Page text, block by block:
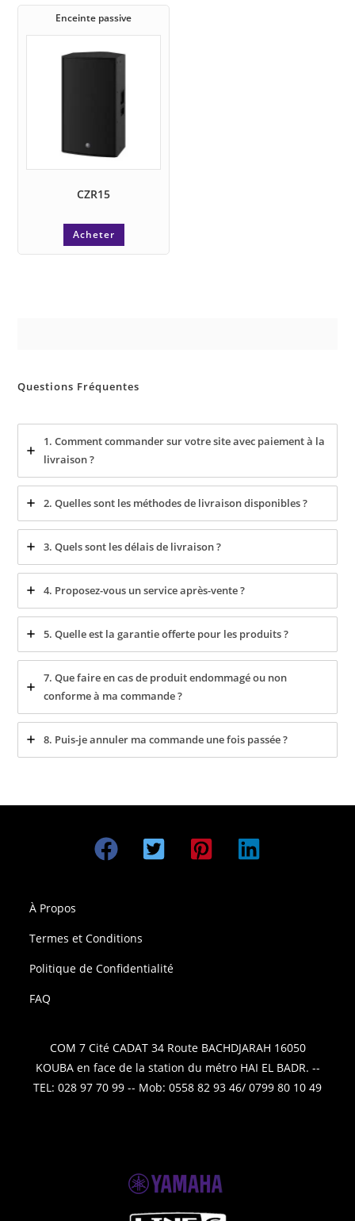
Enceinte passive
CZR15
Acheter
Questions Fréquentes
1. Comment commander sur votre site avec paiement à la
livraison ?
2. Quelles sont les méthodes de livraison disponibles ?
3. Quels sont les délais de livraison ?
4. Proposez-vous un service après-vente ?
5. Quelle est la garantie offerte pour les produits ?
7. Que faire en cas de produit endommagé ou non
conforme à ma commande ?
8. Puis-je annuler ma commande une fois passée ?
À Propos
Termes et Conditions
Politique de Confidentialité
FAQ
COM 7 Cité CADAT 34 Route BACHDJARAH 16050
KOUBA en face de la station du métro HAI EL BADR. --
TEL: 028 97 70 99 -- Mob: 0558 82 93 46/ 0799 80 10 49